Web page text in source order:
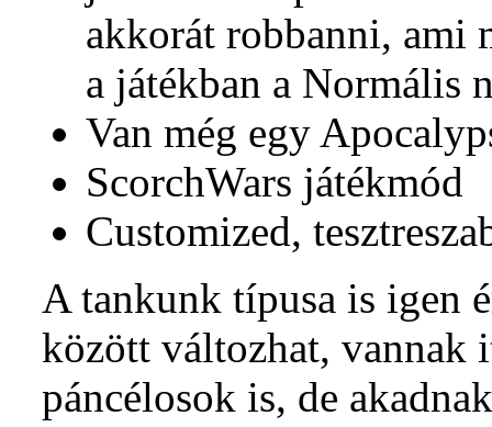
akkorát robbanni, ami
a játékban a Normális
Van még egy
ScorchWars játékmód
Customized,
A tankunk típusa is igen
között változhat, vannak
páncélosok is, de